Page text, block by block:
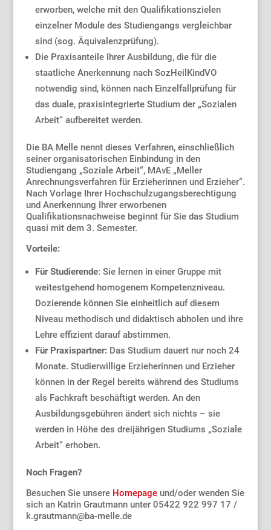
erworben, welche mit den Qualifikationszielen
einzelner Module des Studiengangs vergleichbar
sind (sog. Äquivalenzprüfung).
Die Praxisanteile Ihrer Ausbildung, die für die
staatliche Anerkennung nach SozHeilKindVO
notwendig sind, können nach Einzelfallprüfung für
das duale, praxisintegrierte Studium der „Sozialen
Arbeit“ aufbereitet werden.
Die BA Melle nennt dieses Verfahren, einschließlich
seiner organisatorischen Einbindung in den
Studiengang „Soziale Arbeit“, MAvE „Meller
Anrechnungsverfahren für Erzieherinnen und Erzieher“.
Nach Vorlage Ihrer Hochschulzugangsberechtigung
und Anerkennung Ihrer erworbenen
Qualifikationsnachweise beginnt für Sie das Studium
quasi mit dem 3. Semester.
Vorteile:
Für Studierende: Sie lernen in einer Gruppe mit
weitestgehend homogenem Kompetenzniveau.
Dozierende können Sie einheitlich auf diesem
Niveau methodisch und didaktisch abholen und ihre
Lehre effizient darauf abstimmen.
Für Praxispartner:Das Studium dauert nur noch 24
Monate. Studierwillige Erzieherinnen und Erzieher
können in der Regel bereits während des Studiums
als Fachkraft beschäftigt werden. An den
Ausbildungsgebühren ändert sich nichts – sie
werden in Höhe des dreijährigen Studiums „Soziale
Arbeit“ erhoben.
Noch Fragen?
Besuchen Sie unsere Homepageund/oder wenden Sie
sich an Katrin Grautmann unter 05422 922 997 17 /
k.grautmann@ba-melle.de